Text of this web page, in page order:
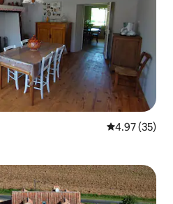
平均评分
4.97 (35)